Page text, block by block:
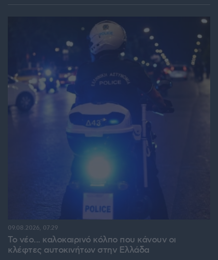
Το νέο... καλοκαιρινό κόλπο που κάνουν οι
κλέφτες αυτοκινήτων στην Ελλάδα
09.08.2026, 07:29